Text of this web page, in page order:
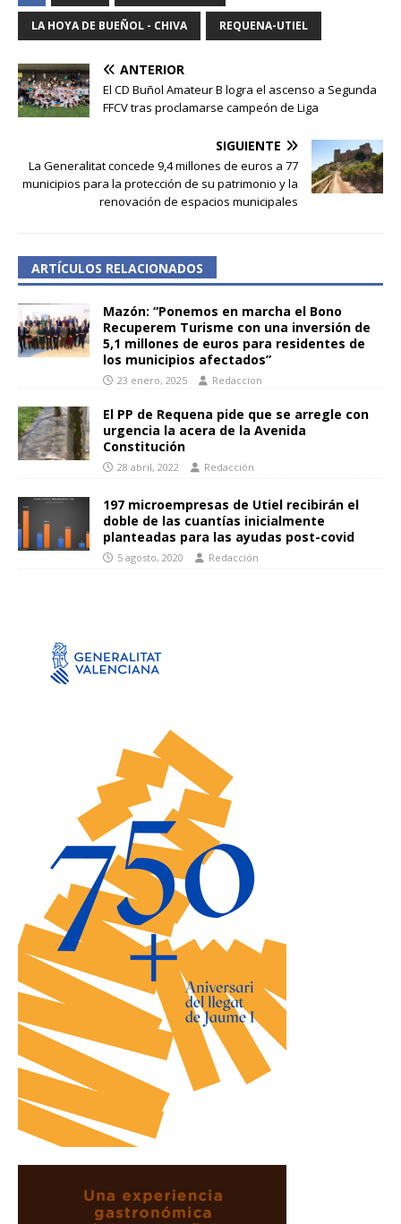
LA HOYA DE BUEÑOL - CHIVA REQUENA-UTIEL
ANTERIOR
El CD Buñol Amateur B logra el ascenso a Segunda
FFCV tras proclamarse campeón de Liga
SIGUIENTE
La Generalitat concede 9,4 millones de euros a 77
municipios para la protección de su patrimonio y la
renovación de espacios municipales
ARTÍCULOS RELACIONADOS
Mazón: “Ponemos en marcha el Bono
Recuperem Turisme con una inversión de
5,1 millones de euros para residentes de
los municipios afectados”
23 enero, 2025 Redaccion
El PP de Requena pide que se arregle con
urgencia la acera de la Avenida
Constitución
28 abril, 2022 Redacción
197 microempresas de Utiel recibirán el
doble de las cuantías inicialmente
planteadas para las ayudas post-covid
5 agosto, 2020 Redacción